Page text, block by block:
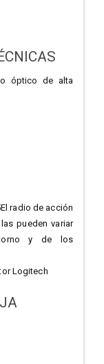
óptico de alta
radio de acción
pueden variar
y de los
Logitech